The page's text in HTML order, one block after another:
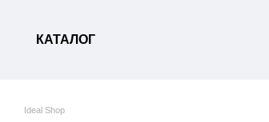
КАТАЛОГ
Ideal Shop